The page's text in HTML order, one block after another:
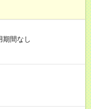
】試用期間なし